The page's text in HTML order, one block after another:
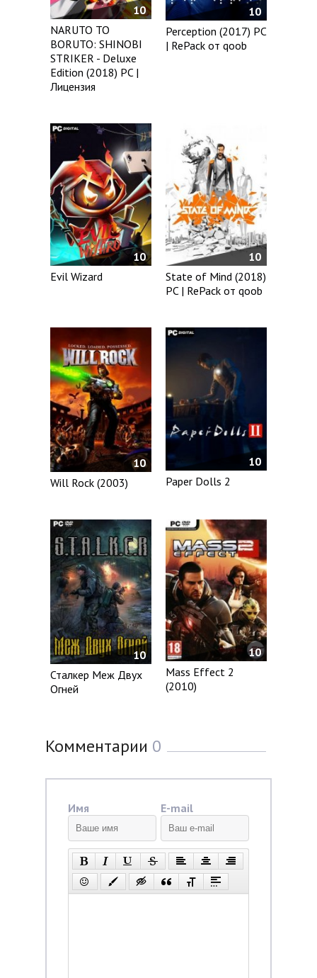
10
NARUTO TO
BORUTO: SHINOBI
STRIKER - Deluxe
Edition (2018) PC |
Лицензия
10
Perception (2017) PC
| RePack от qoob
10
Evil Wizard
10
State of Mind (2018)
PC | RePack от qoob
10
Will Rock (2003)
10
Paper Dolls 2
10
Сталкер Меж Двух
Огней
10
Mass Effect 2
(2010)
Комментарии 0
Имя E-mail